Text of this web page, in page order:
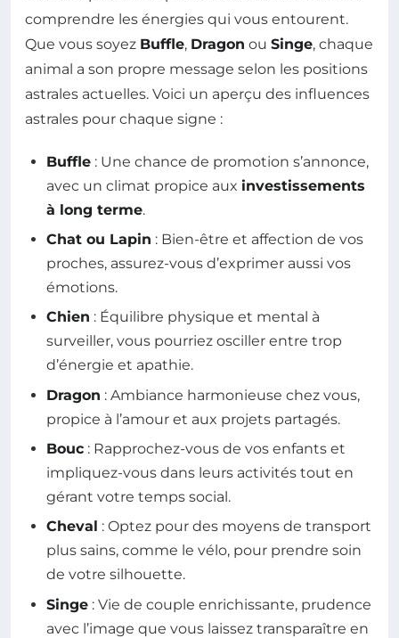
comprendre les énergies qui vous entourent.
Que vous soyez Buffle, Dragon ou Singe, chaque
animal a son propre message selon les positions
astrales actuelles. Voici un aperçu des influences
astrales pour chaque signe :
Buffle : Une chance de promotion s’annonce,
avec un climat propice aux investissements
à long terme.
Chat ou Lapin : Bien-être et affection de vos
proches, assurez-vous d’exprimer aussi vos
émotions.
Chien : Équilibre physique et mental à
surveiller, vous pourriez osciller entre trop
d’énergie et apathie.
Dragon : Ambiance harmonieuse chez vous,
propice à l’amour et aux projets partagés.
Bouc : Rapprochez-vous de vos enfants et
impliquez-vous dans leurs activités tout en
gérant votre temps social.
Cheval : Optez pour des moyens de transport
plus sains, comme le vélo, pour prendre soin
de votre silhouette.
Singe : Vie de couple enrichissante, prudence
avec l’image que vous laissez transparaître en